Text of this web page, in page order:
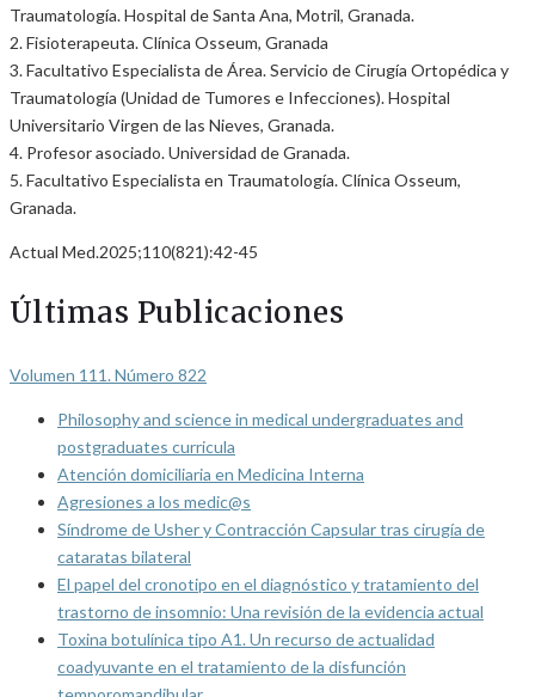
Traumatología. Hospital de Santa Ana, Motril, Granada.
2. Fisioterapeuta. Clínica Osseum, Granada
3. Facultativo Especialista de Área. Servicio de Cirugía Ortopédica y
Traumatología (Unidad de Tumores e Infecciones). Hospital
Universitario Virgen de las Nieves, Granada.
4. Profesor asociado. Universidad de Granada.
5. Facultativo Especialista en Traumatología. Clínica Osseum,
Granada.
Actual Med.2025;110(821):42-45
Últimas Publicaciones
Volumen 111. Número 822
Philosophy and science in medical undergraduates and
postgraduates curricula
Atención domiciliaria en Medicina Interna
Agresiones a los medic@s
Síndrome de Usher y Contracción Capsular tras cirugía de
cataratas bilateral
El papel del cronotipo en el diagnóstico y tratamiento del
trastorno de insomnio: Una revisión de la evidencia actual
Toxina botulínica tipo A1. Un recurso de actualidad
coadyuvante en el tratamiento de la disfunción